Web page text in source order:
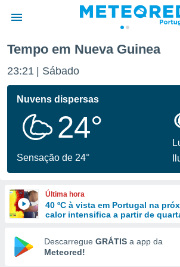
da
foi
fornecidas
a este
das
e
forma
digital
Tempo em Nueva Guinea
23:21 Sábado
Nuvens dispersas
24°
Sensação de 24°
Última hora
40 ºC à vista em Portugal na
calor intensifica a partir de
Descarregue GRÁTIS a app da
Meteored!